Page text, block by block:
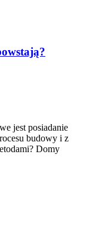
jest posiadanie
budowy i z
Domy